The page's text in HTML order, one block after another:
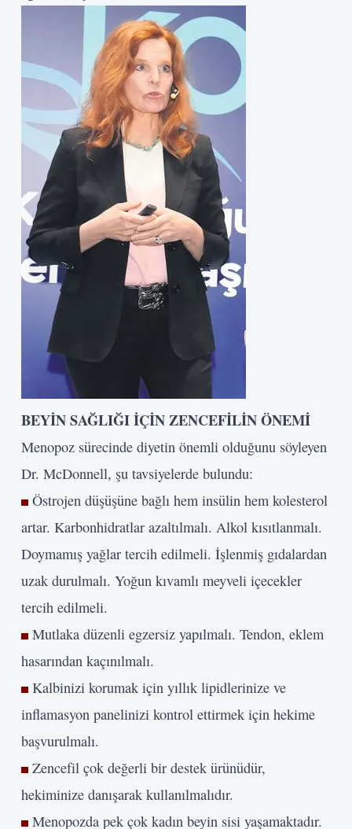
BEYİN SAĞLIĞI İÇİNZENCEFİLİN ÖNEMİ
Menopoz sürecinde diyetin önemli olduğunu söyleyen
Dr. McDonnell, şu tavsiyelerde bulundu:
Östrojen düşüşüne bağlı hem insülin hem kolesterol
artar. Karbonhidratlar azaltılmalı. Alkol kısıtlanmalı.
Doymamış yağlar tercih edilmeli. İşlenmiş gıdalardan
uzak durulmalı. Yoğun kıvamlı meyveli içecekler
tercih edilmeli.
Mutlaka düzenli egzersiz yapılmalı. Tendon, eklem
hasarından kaçınılmalı.
Kalbinizi korumak için yıllık lipidlerinize ve
inflamasyon panelinizi kontrol ettirmek için hekime
başvurulmalı.
Zencefil çok değerli bir destek ürünüdür,
hekiminize danışarak kullanılmalıdır.
Menopozda pek çok kadın beyin sisi yaşamaktadır.